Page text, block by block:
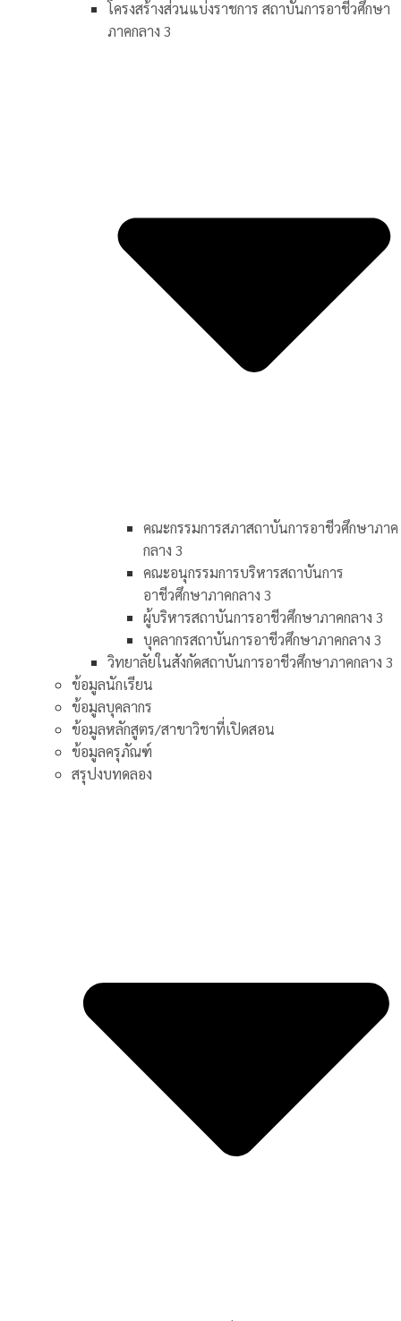
โครงสร้างส่วนแบ่งราชการ สถาบันการอาชีวศึกษา
ภาคกลาง 3
คณะกรรมการสภาสถาบันการอาชีวศึกษาภาค
กลาง 3
คณะอนุกรรมการบริหารสถาบันการ
อาชีวศึกษาภาคกลาง 3
ผู้บริหารสถาบันการอาชีวศึกษาภาคกลาง 3
บุคลากรสถาบันการอาชีวศึกษาภาคกลาง 3
วิทยาลัยในสังกัดสถาบันการอาชีวศึกษาภาคกลาง 3
ข้อมูลนักเรียน
ข้อมูลบุคลากร
ข้อมูลหลักสูตร/สาขาวิชาที่เปิดสอน
ข้อมูลครุภัณฑ์
สรุปงบทดลอง